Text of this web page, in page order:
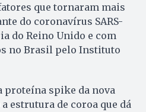
que tornaram mais
do coronavírus SARS-
do Reino Unido e com
no Brasil pelo Instituto
proteína spike da nova
estrutura de coroa que dá